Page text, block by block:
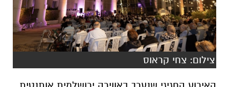
צילום: צחי קראוס